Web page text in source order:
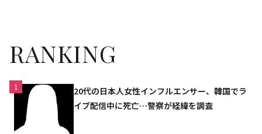
RANKING
1
20代の日本人女性インフルエンサー、韓国でラ
イブ配信中に死亡…警察が経緯を調査